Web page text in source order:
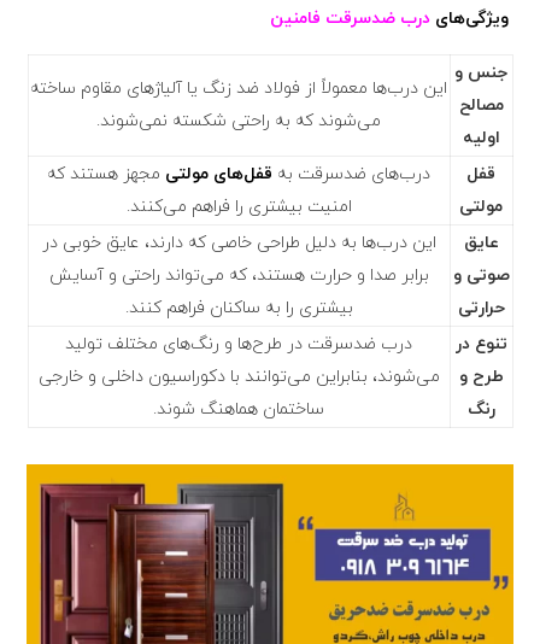
ویژگی‌های درب ضدسرقت فامنین
جنس و
مصالح
اولیه
این درب‌ها معمولاً از فولاد ضد زنگ یا آلیاژهای مقاوم ساخته
می‌شوند که به راحتی شکسته نمی‌شوند.
قفل‌
مولتی
درب‌های ضدسرقت به قفل‌های مولتی مجهز هستند که
امنیت بیشتری را فراهم می‌کنند.
عایق
صوتی و
حرارتی
این درب‌ها به دلیل طراحی خاصی که دارند، عایق‌ خوبی در
برابر صدا و حرارت هستند، که می‌تواند راحتی و آسایش
بیشتری را به ساکنان فراهم کنند.
تنوع در
طرح و
رنگ
درب‌ ضدسرقت در طرح‌ها و رنگ‌های مختلف تولید
می‌شوند، بنابراین می‌توانند با دکوراسیون داخلی و خارجی
ساختمان هماهنگ شوند.